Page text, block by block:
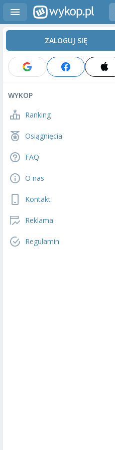
ZALOGUJ SIĘ
WYKOP
Ranking
Osiągnięcia
FAQ
O nas
Kontakt
Reklama
Regulamin